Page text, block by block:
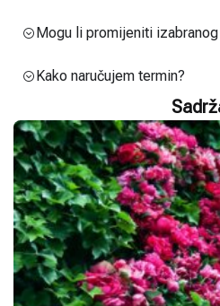
Mogu li promijeniti
Kako naručujem termin?